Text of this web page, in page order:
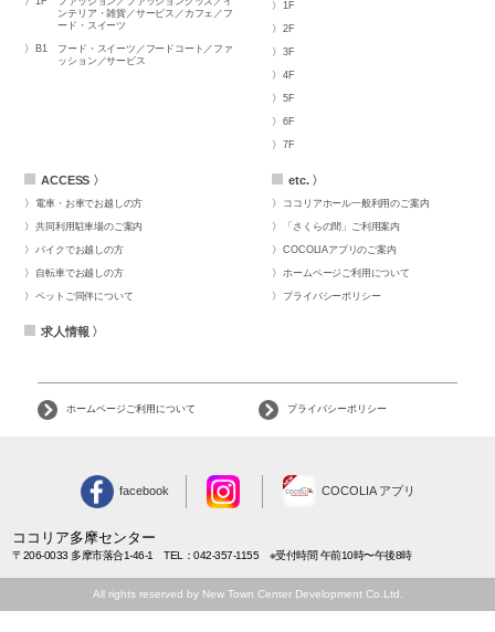
ンテリア・雑貨／サービス／カフェ／フ
ード・スイーツ
B1
フード・スイーツ／フードコート／ファ
ッション／サービス
1F
2F
3F
4F
5F
6F
7F
ACCESS 〉
電車・お車でお越しの方
共同利用駐車場のご案内
バイクでお越しの方
自転車でお越しの方
ペットご同伴について
etc. 〉
ココリアホール一般利用のご案内
「さくらの間」ご利用案内
COCOLIAアプリのご案内
ホームページご利用について
プライバシーポリシー
求人情報 〉
ホームページご利用について プライバシーポリシー
facebook COCOLIA アプリ
ココリア多摩センター
〒206-0033 多摩市落合1-46-1 TEL：042-357-1155 ※受付時間 午前10時〜午後8時
All rights reserved by New Town Center Development Co.Ltd.